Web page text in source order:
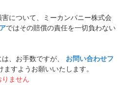
について、ミーカンパニー株式会
ではその賠償の責任を一切負わない
、お手数ですが、
お問い合わせフ
すようお願いいたします。
ません